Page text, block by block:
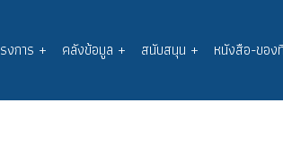
งการ + คลังข้อมูล + สนับสนุน + หนังสือ-ของ